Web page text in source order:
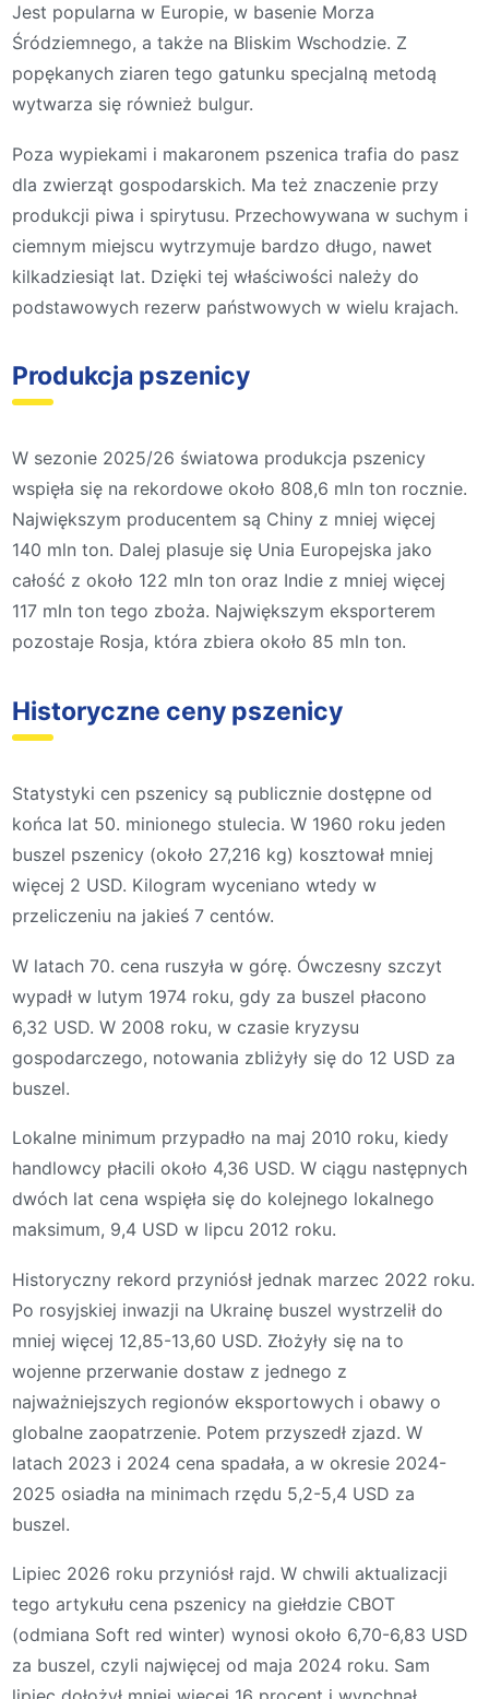
Jest popularna w Europie, w basenie Morza
Śródziemnego, a także na Bliskim Wschodzie. Z
popękanych ziaren tego gatunku specjalną metodą
wytwarza się również bulgur.
Poza wypiekami i makaronem pszenica trafia do pasz
dla zwierząt gospodarskich. Ma też znaczenie przy
produkcji piwa i spirytusu. Przechowywana w suchym i
ciemnym miejscu wytrzymuje bardzo długo, nawet
kilkadziesiąt lat. Dzięki tej właściwości należy do
podstawowych rezerw państwowych w wielu krajach.
Produkcja pszenicy
W sezonie 2025/26 światowa produkcja pszenicy
wspięła się na rekordowe około 808,6 mln ton rocznie.
Największym producentem są Chiny z mniej więcej
140 mln ton. Dalej plasuje się Unia Europejska jako
całość z około 122 mln ton oraz Indie z mniej więcej
117 mln ton tego zboża. Największym eksporterem
pozostaje Rosja, która zbiera około 85 mln ton.
Historyczne ceny pszenicy
Statystyki cen pszenicy są publicznie dostępne od
końca lat 50. minionego stulecia. W 1960 roku jeden
buszel pszenicy (około 27,216 kg) kosztował mniej
więcej 2 USD. Kilogram wyceniano wtedy w
przeliczeniu na jakieś 7 centów.
W latach 70. cena ruszyła w górę. Ówczesny szczyt
wypadł w lutym 1974 roku, gdy za buszel płacono
6,32 USD. W 2008 roku, w czasie kryzysu
gospodarczego, notowania zbliżyły się do 12 USD za
buszel.
Lokalne minimum przypadło na maj 2010 roku, kiedy
handlowcy płacili około 4,36 USD. W ciągu następnych
dwóch lat cena wspięła się do kolejnego lokalnego
maksimum, 9,4 USD w lipcu 2012 roku.
Historyczny rekord przyniósł jednak marzec 2022 roku.
Po rosyjskiej inwazji na Ukrainę buszel wystrzelił do
mniej więcej 12,85-13,60 USD. Złożyły się na to
wojenne przerwanie dostaw z jednego z
najważniejszych regionów eksportowych i obawy o
globalne zaopatrzenie. Potem przyszedł zjazd. W
latach 2023 i 2024 cena spadała, a w okresie 2024-
2025 osiadła na minimach rzędu 5,2-5,4 USD za
buszel.
Lipiec 2026 roku przyniósł rajd. W chwili aktualizacji
tego artykułu cena pszenicy na giełdzie CBOT
(odmiana Soft red winter) wynosi około 6,70-6,83 USD
za buszel, czyli najwięcej od maja 2024 roku. Sam